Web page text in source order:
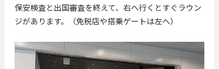
保安検査と出国審査を終えて、右へ行くとすぐラウン
ジがあります。（免税店や搭乗ゲートは左へ）